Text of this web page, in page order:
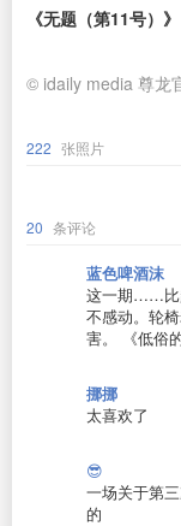
《无题（第11号）
© idaily media 尊龙
222 张照片
20 条评论
蓝色啤酒沫
这一期……比
不感动。轮
害。 《低俗
挪挪
太喜欢了
😎
一场关于第
的